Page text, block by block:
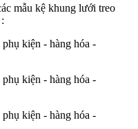
mẫu kệ khung lưới treo